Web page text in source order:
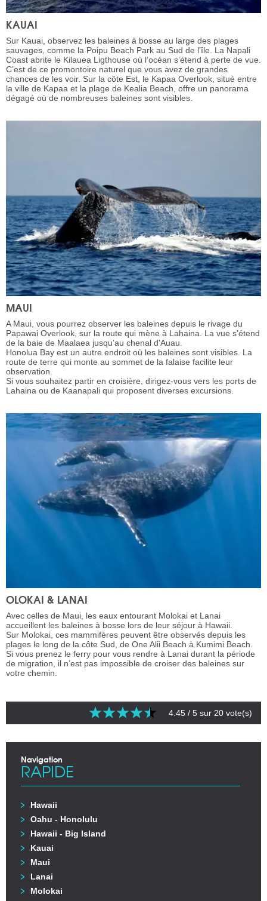
KAUAI
Sur Kauai, observez les baleines à bosse au large des plages
sauvages, comme la Poipu Beach Park au Sud de l’île. La Napali
Coast abrite le Kilauea Ligthouse où l’océan s’étend à perte de vue.
C’est de ce promontoire naturel que vous avez de grandes
chances de les voir. Sur la côte Est, le Kapaa Overlook, situé entre
la ville de Kapaa et la plage de Kealia Beach, offre un panorama
dégagé où de nombreuses baleines sont visibles.
MAUI
A Maui, vous pourrez observer les baleines depuis le rivage du
Papawai Overlook, sur la route qui mène à Lahaina. La vue s'étend
de la baie de Maalaea jusqu’au chenal d'Auau.
Honolua Bay est un autre endroit où les baleines sont visibles. La
route de terre qui monte au sommet de la falaise facilite leur
observation.
Si vous souhaitez partir en croisière, dirigez-vous vers les ports de
Lahaina ou de Kaanapali qui proposent diverses excursions.
OLOKAI & LANAI
Avec celles de Maui, les eaux entourant Molokai et Lanai
accueillent les baleines à bosse lors de leur séjour à Hawaii.
Sur Molokai, ces mammifères peuvent être observés depuis les
plages le long de la côte Sud, de One Alii Beach à Kumimi Beach.
Si vous prenez le ferry pour vous rendre à Lanai durant la période
de migration, il n’est pas impossible de croiser des baleines sur
votre chemin.
4.45 / 5 sur 20 vote(s)
Navigation
RAPIDE
Hawaii
Oahu - Honolulu
Hawaii - Big Island
Kauai
Maui
Lanai
Molokai